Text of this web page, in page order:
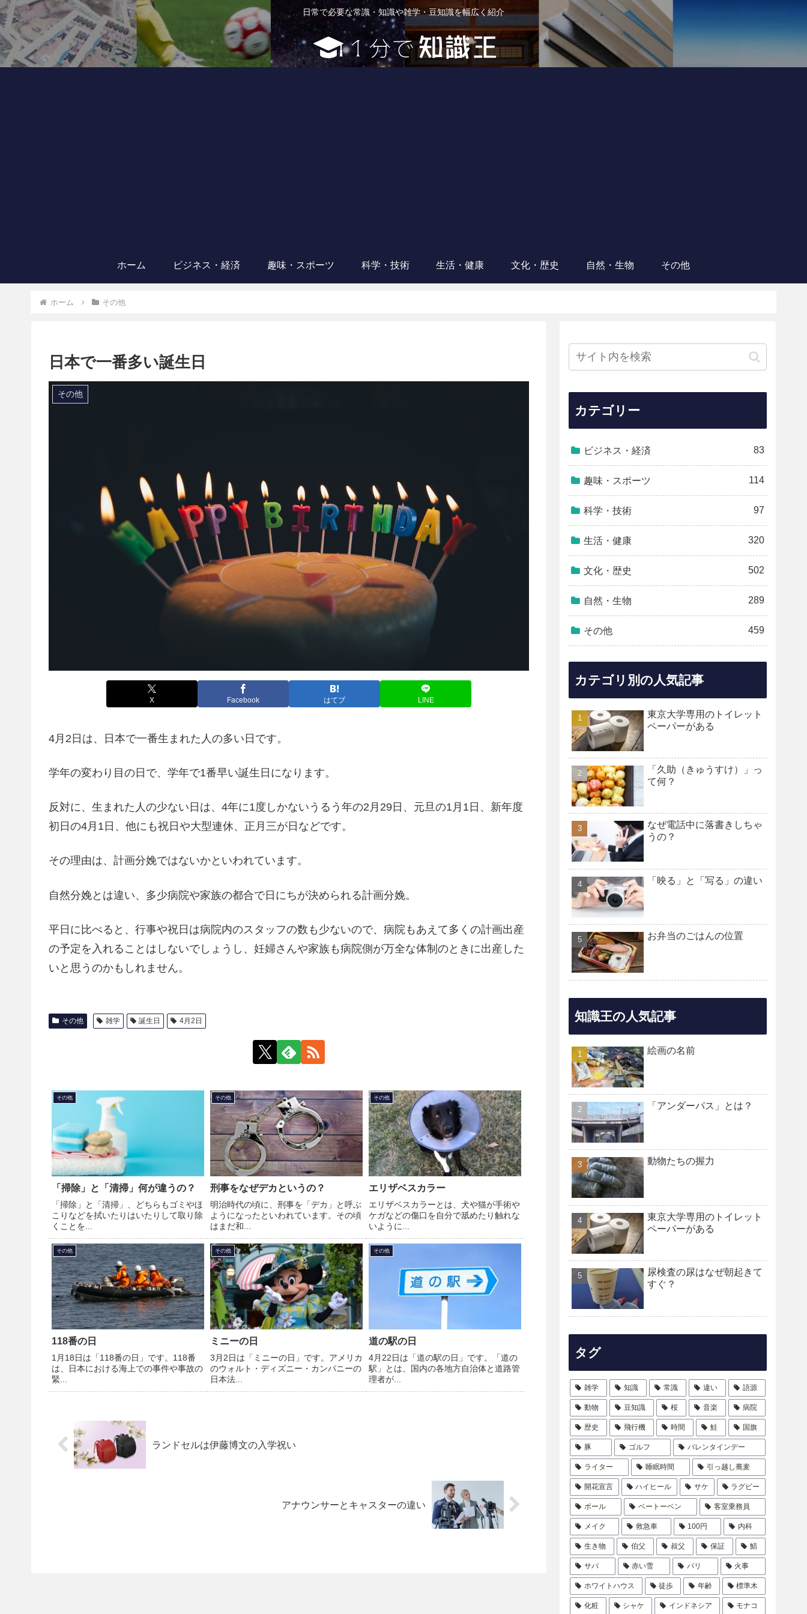
日常で必要な常識・知識や雑学・豆知識を幅広く紹介
ホーム ビジネス・経済 趣味・スポーツ 科学・技術 生活・健康 文化・歴史 自然・生物 その他
ホーム その他
日本で一番多い誕生日
その他
X Facebook はてブ LINE
4月2日は、日本で一番生まれた人の多い日です。
学年の変わり目の日で、学年で1番早い誕生日になります。
反対に、生まれた人の少ない日は、4年に1度しかないうるう年の2月29日、元旦の1月1日、新年度
初日の4月1日、他にも祝日や大型連休、正月三が日などです。
その理由は、計画分娩ではないかといわれています。
自然分娩とは違い、多少病院や家族の都合で日にちが決められる計画分娩。
平日に比べると、行事や祝日は病院内のスタッフの数も少ないので、病院もあえて多くの計画出産
の予定を入れることはしないでしょうし、妊婦さんや家族も病院側が万全な体制のときに出産した
いと思うのかもしれません。
その他 雑学 誕生日 4月2日
その他
「掃除」と「清掃」何が違うの？
「掃除」と「清掃」、どちらもゴミやほ
こりなどを拭いたりはいたりして取り除
くことを...
その他
刑事をなぜデカというの？
明治時代の頃に、刑事を「デカ」と呼ぶ
ようになったといわれています。その頃
はまだ和...
その他
エリザベスカラー
エリザベスカラーとは、犬や猫が手術や
ケガなどの傷口を自分で舐めたり触れな
いように...
その他
118番の日
1月18日は「118番の日」です。118番
は、日本における海上での事件や事故の
緊...
その他
ミニーの日
3月2日は「ミニーの日」です。アメリカ
のウォルト・ディズニー・カンパニーの
日本法...
その他
道の駅の日
4月22日は「道の駅の日」です。「道の
駅」とは、国内の各地方自治体と道路管
理者が...
ランドセルは伊藤博文の入学祝い
アナウンサーとキャスターの違い
カテゴリー
ビジネス・経済 83
趣味・スポーツ 114
科学・技術 97
生活・健康 320
文化・歴史 502
自然・生物 289
その他 459
カテゴリ別の人気記事
東京大学専用のトイレット
ペーパーがある
「久助（きゅうすけ）」っ
て何？
なぜ電話中に落書きしちゃ
うの？
「映る」と「写る」の違い
お弁当のごはんの位置
知識王の人気記事
絵画の名前
「アンダーパス」とは？
動物たちの握力
東京大学専用のトイレット
ペーパーがある
尿検査の尿はなぜ朝起きて
すぐ？
タグ
雑学 知識 常識 違い 語源
動物 豆知識 桜 音楽 病院
歴史 飛行機 時間 鮭 国旗
豚 ゴルフ バレンタインデー
ライター 睡眠時間 引っ越し蕎麦
開花宣言 ハイヒール サケ ラグビー
ボール ベートーベン 客室乗務員
メイク 救急車 100円 内科
生き物 伯父 叔父 保証 鯖
サバ 赤い雪 パリ 火事
ホワイトハウス 徒歩 年齢 標準木
化粧 シャケ インドネシア モナコ